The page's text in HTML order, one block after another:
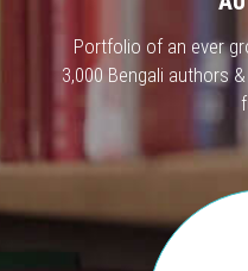
Portfolio of an ever
3,000 Bengali authors